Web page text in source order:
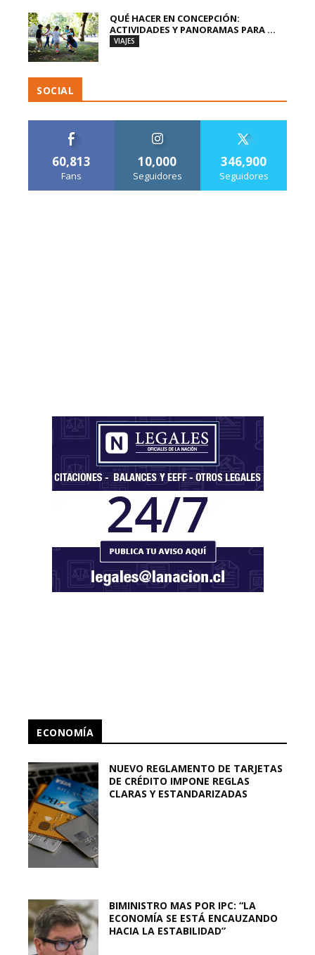
QUÉ HACER EN CONCEPCIÓN:
ACTIVIDADES Y PANORAMAS PARA ...
VIAJES
SOCIAL
60,813
Fans
10,000
Seguidores
346,900
Seguidores
ECONOMÍA
NUEVO REGLAMENTO DE TARJETAS
DE CRÉDITO IMPONE REGLAS
CLARAS Y ESTANDARIZADAS
BIMINISTRO MAS POR IPC: “LA
ECONOMÍA SE ESTÁ ENCAUZANDO
HACIA LA ESTABILIDAD”